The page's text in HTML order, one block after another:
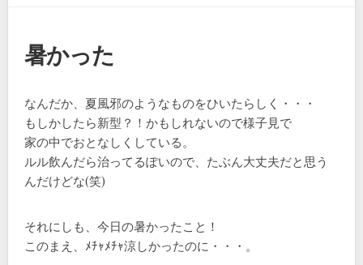
暑かった
なんだか、夏風邪のようなものをひいたらしく・・・
もしかしたら新型？！かもしれないので様子見で
家の中でおとなしくしている。
ルル飲んだら治ってるぽいので、たぶん大丈夫だと思う
んだけどな(笑)
それにしも、今日の暑かったこと！
このまえ、ﾒﾁｬﾒﾁｬ涼しかったのに・・・。